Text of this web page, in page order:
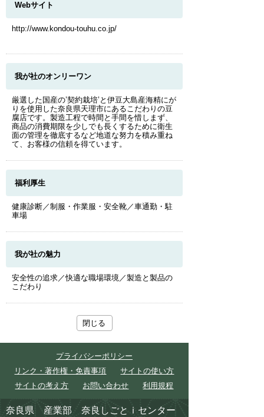
Webサイト
http://www.kondou-touhu.co.jp/
我が社のオンリーワン
厳選した国産の’契約栽培’と伊豆大島産海精にが
りを使用した奈良県天理市にあるこだわりの豆
腐店です。製造工程で時間と手間を惜しまず、
商品の消費期限を少しでも長くするために衛生
面の管理を徹底するなど地道な努力を積み重ね
て、お客様の信頼を得ています。
福利厚生
健康診断／制服・作業服・安全靴／車通勤・駐
車場
我が社の魅力
安全性の追求／快適な職場環境／製造と製品の
こだわり
閉じる
プライバシーポリシー
リンク・著作権・免責事項
サイトの使い方
サイトの考え方
お問い合わせ 利用規程
奈良県 産業部 奈良しごとｉセンター